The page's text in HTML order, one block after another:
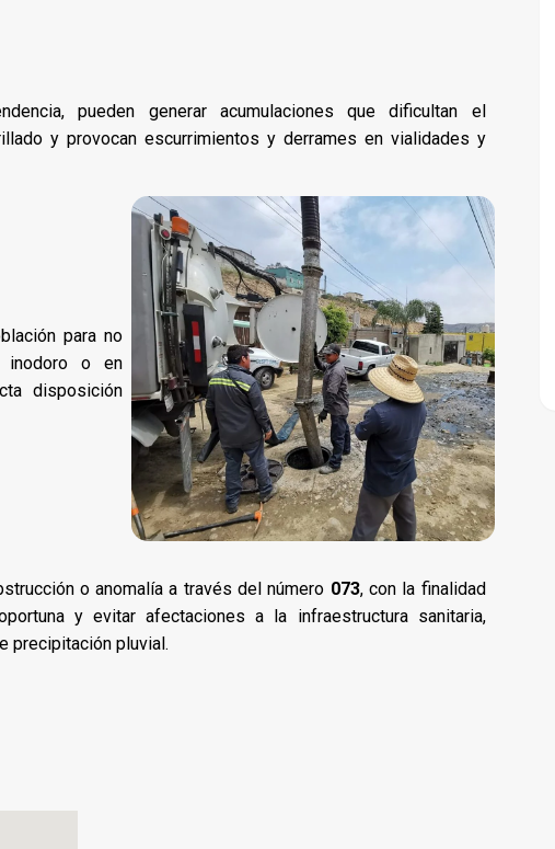
pueden generar acumulaciones que dificultan el
y provocan escurrimientos y derrames en vialidades y
para no
inodoro o en
disposición
o anomalía a través del número 073, con la finalidad
y evitar afectaciones a la infraestructura sanitaria,
precipitación pluvial.